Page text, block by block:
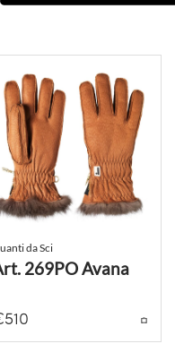
da Sci
269PO Avana
510